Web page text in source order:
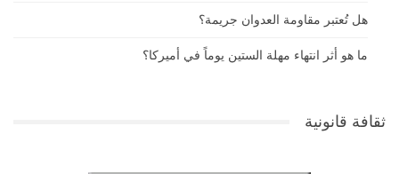
هل تُعتبر مقاومة العدوان جريمة؟
ما هو أثر انتهاء مهلة الستين يوماً في أميركا؟
ثقافة قانونية